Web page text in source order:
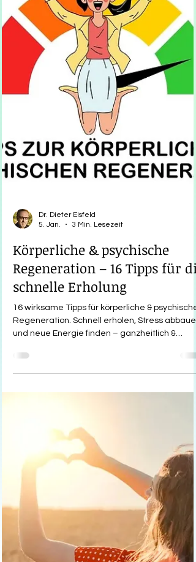
Dr. Dieter Eisfeld
Körperliche & psychische
Regeneration – 16 Tipps für die
schnelle Erholung
16 wirksame Tipps für körperliche & psychische
Regeneration. Schnell erholen, Stress abbauen
verständlich erklärt.